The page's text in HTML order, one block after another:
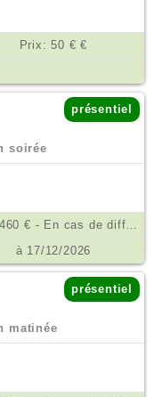
Prix: 50 € €
présentiel
soirée
Prix: 460 € - En cas de difficulté financière, nous consulter. €
à 17/12/2026
présentiel
matinée